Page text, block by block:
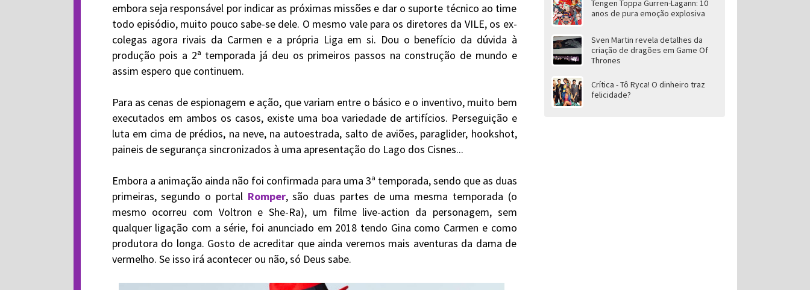
embora seja responsável por indicar as próximas missões e dar o suporte técnico ao time
todo episódio, muito pouco sabe-se dele. O mesmo vale para os diretores da VILE, os ex-
colegas agora rivais da Carmen e a própria Liga em si. Dou o benefício da dúvida à
produção pois a 2ª temporada já deu os primeiros passos na construção de mundo e
assim espero que continuem.
Para as cenas de espionagem e ação, que variam entre o básico e o inventivo, muito bem
executados em ambos os casos, existe uma boa variedade de artifícios. Perseguição e
luta em cima de prédios, na neve, na autoestrada, salto de aviões, paraglider, hookshot,
paineis de segurança sincronizados à uma apresentação do Lago dos Cisnes...
Embora a animação ainda não foi confirmada para uma 3ª temporada, sendo que as duas
primeiras, segundo o portal Romper, são duas partes de uma mesma temporada (o
mesmo ocorreu com Voltron e She-Ra), um filme live-action da personagem, sem
qualquer ligação com a série, foi anunciado em 2018 tendo Gina como Carmen e como
produtora do longa. Gosto de acreditar que ainda veremos mais aventuras da dama de
vermelho. Se isso irá acontecer ou não, só Deus sabe.
Tengen Toppa Gurren-Lagann: 10
anos de pura emoção explosiva
Sven Martin revela detalhes da
criação de dragões em Game Of
Thrones
Crítica - Tô Ryca! O dinheiro traz
felicidade?